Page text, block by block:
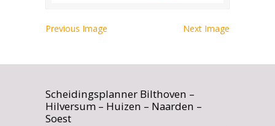
Previous Image Next Image
Scheidingsplanner Bilthoven –
Hilversum – Huizen – Naarden –
Soest